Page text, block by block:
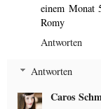
einem Monat
Romy
Antworten
Antworten
Caros